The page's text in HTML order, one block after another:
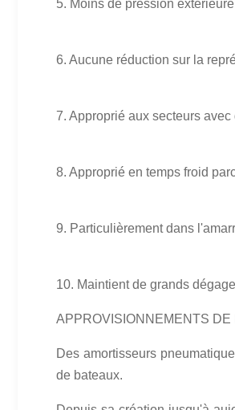
5. Moins de pression
6. Aucune réduction sur la
7. Approprié aux secteurs
8. Approprié en temps froid
9. Particulièrement dans
10. Maintient de grands
APPROVISIONNEMENTS
Des amortisseurs
de bateaux.